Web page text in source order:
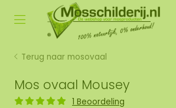
Terug naar mosovaal
Mos ovaal Mousey
1 Beoordeling